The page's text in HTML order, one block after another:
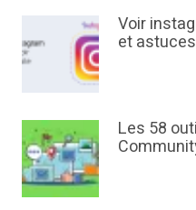
Voir
et astuces
Les 58